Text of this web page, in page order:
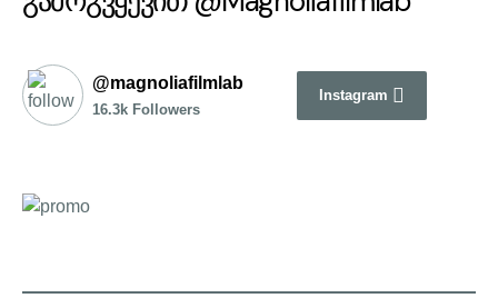
@magnoliafilmlab
16.3k Followers
Instagram